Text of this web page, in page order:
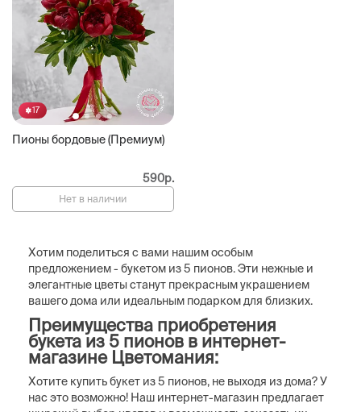
17
Пионы бордовые (Премиум)
590р.
Нет в наличии
Хотим поделиться с вами нашим особым
предложением - букетом из 5 пионов. Эти нежные и
элегантные цветы станут прекрасным украшением
вашего дома или идеальным подарком для близких.
Преимущества приобретения
букета из 5 пионов в интернет-
магазине Цветомания:
Хотите купить букет из 5 пионов, не выходя из дома? У
нас это возможно! Наш интернет-магазин предлагает